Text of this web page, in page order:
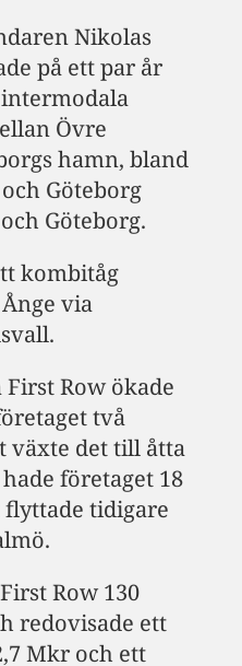
Nikolas
på ett par år
Övre
hamn, bland
Göteborg
Göteborg.
kombitåg
via
Row ökade
två
växte det till åtta
företaget 18
tidigare
Row 130
redovisade ett
Mkr och ett